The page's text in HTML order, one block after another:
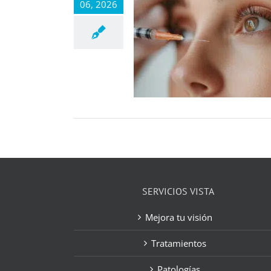
06, 2026
SERVICIOS VISTA
Mejora tu visión
Tratamientos